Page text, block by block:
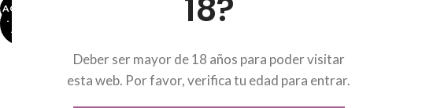
18?
Deber ser mayor de 18 años para poder visitar
esta web. Por favor, verifica tu edad para entrar.
AGOT
ADO
AGOTADO